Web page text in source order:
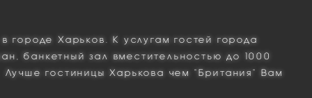
Харьков. К услугам гостей города
банкетный зал
вместительностью до 1000
Лучше гостиницы Харькова чем "Британия" Вам